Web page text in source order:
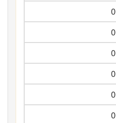
0
0
0
0
0
0